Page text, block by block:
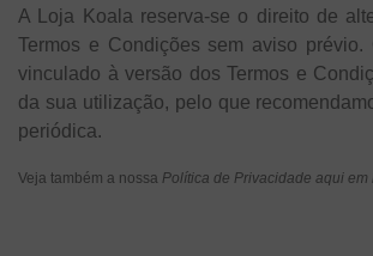
A Loja Koala reserva-se o direito de
Termos e Condições sem aviso
vinculado à versão dos Termos e
da sua utilização, pelo que
periódica.
Veja também a nossa Política de Privacidade aqui em